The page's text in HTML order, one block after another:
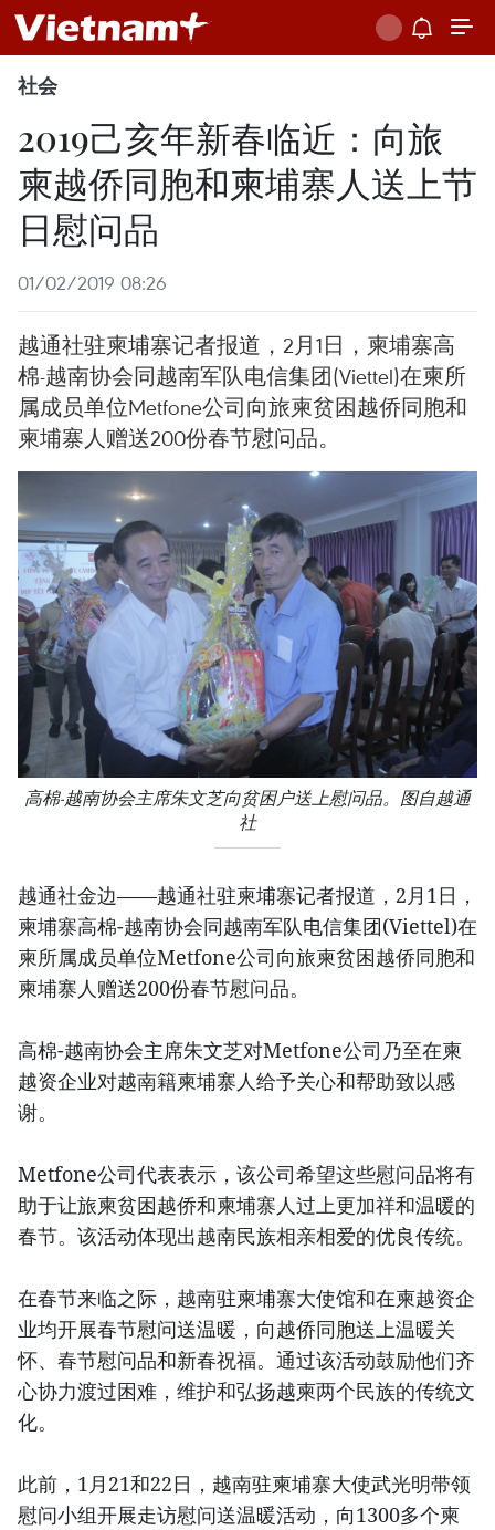
社会
2019己亥年新春临近：向旅
柬越侨同胞和柬埔寨人送上节
日慰问品
01/02/2019 08:26
越通社驻柬埔寨记者报道，2月1日，柬埔寨高
棉-越南协会同越南军队电信集团(Viettel)在柬所
属成员单位Metfone公司向旅柬贫困越侨同胞和
柬埔寨人赠送200份春节慰问品。
高棉-越南协会主席朱文芝向贫困户送上慰问品。图自越通
社
越通社金边——越通社驻柬埔寨记者报道，2月1日，
柬埔寨高棉-越南协会同越南军队电信集团(Viettel)在
柬所属成员单位Metfone公司向旅柬贫困越侨同胞和
柬埔寨人赠送200份春节慰问品。
高棉-越南协会主席朱文芝对Metfone公司乃至在柬
越资企业对越南籍柬埔寨人给予关心和帮助致以感
谢。
Metfone公司代表表示，该公司希望这些慰问品将有
助于让旅柬贫困越侨和柬埔寨人过上更加祥和温暖的
春节。该活动体现出越南民族相亲相爱的优良传统。
在春节来临之际，越南驻柬埔寨大使馆和在柬越资企
业均开展春节慰问送温暖，向越侨同胞送上温暖关
怀、春节慰问品和新春祝福。通过该活动鼓励他们齐
心协力渡过困难，维护和弘扬越柬两个民族的传统文
化。
此前，1月21和22日，越南驻柬埔寨大使武光明带领
慰问小组开展走访慰问送温暖活动，向1300多个柬